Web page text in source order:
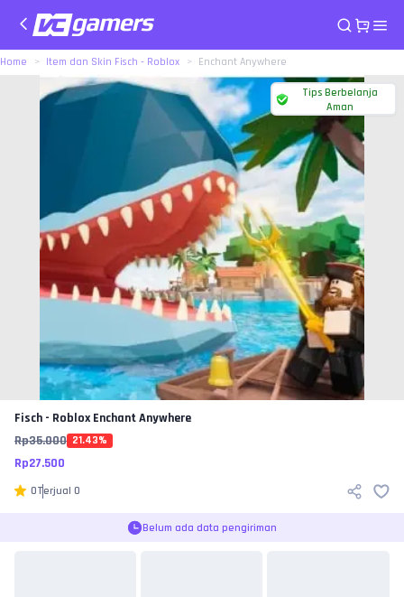
Home Item dan Skin Fisch - Roblox Enchant Anywhere
Tips Berbelanja
Aman
Fisch - Roblox Enchant Anywhere
Rp35.000 21.43%
Rp27.500
0Terjual 0
Belum ada data pengiriman